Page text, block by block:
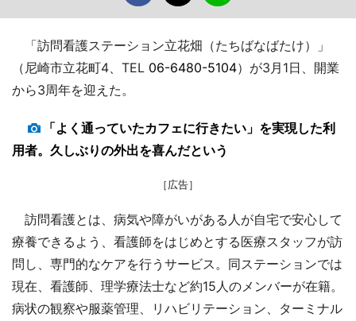
「訪問看護ステーション立花畑（たちばなばたけ）」
（尼崎市立花町4、TEL 06-6480-5104）が3月1日、開業
から3周年を迎えた。
「よく通っていたカフェに行きたい」を実現した利
用者。久しぶりの外出を喜んだという
［広告］
訪問看護とは、病気や障がいがある人が自宅で安心して
療養できるよう、看護師をはじめとする医療スタッフが訪
問し、専門的なケアを行うサービス。同ステーションでは
現在、看護師、理学療法士など約15人のメンバーが在籍。
病状の観察や服薬管理、リハビリテーション、ターミナル